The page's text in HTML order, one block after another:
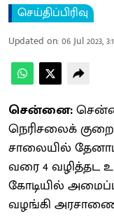
செய்திப்பிரிவு
Updated on:06 Jul 2023,
சென்னை:
நெரிசலைக்
சாலையில்
வரை 4 வழித்தட
கோடியில்
வழங்கி அரசாணை